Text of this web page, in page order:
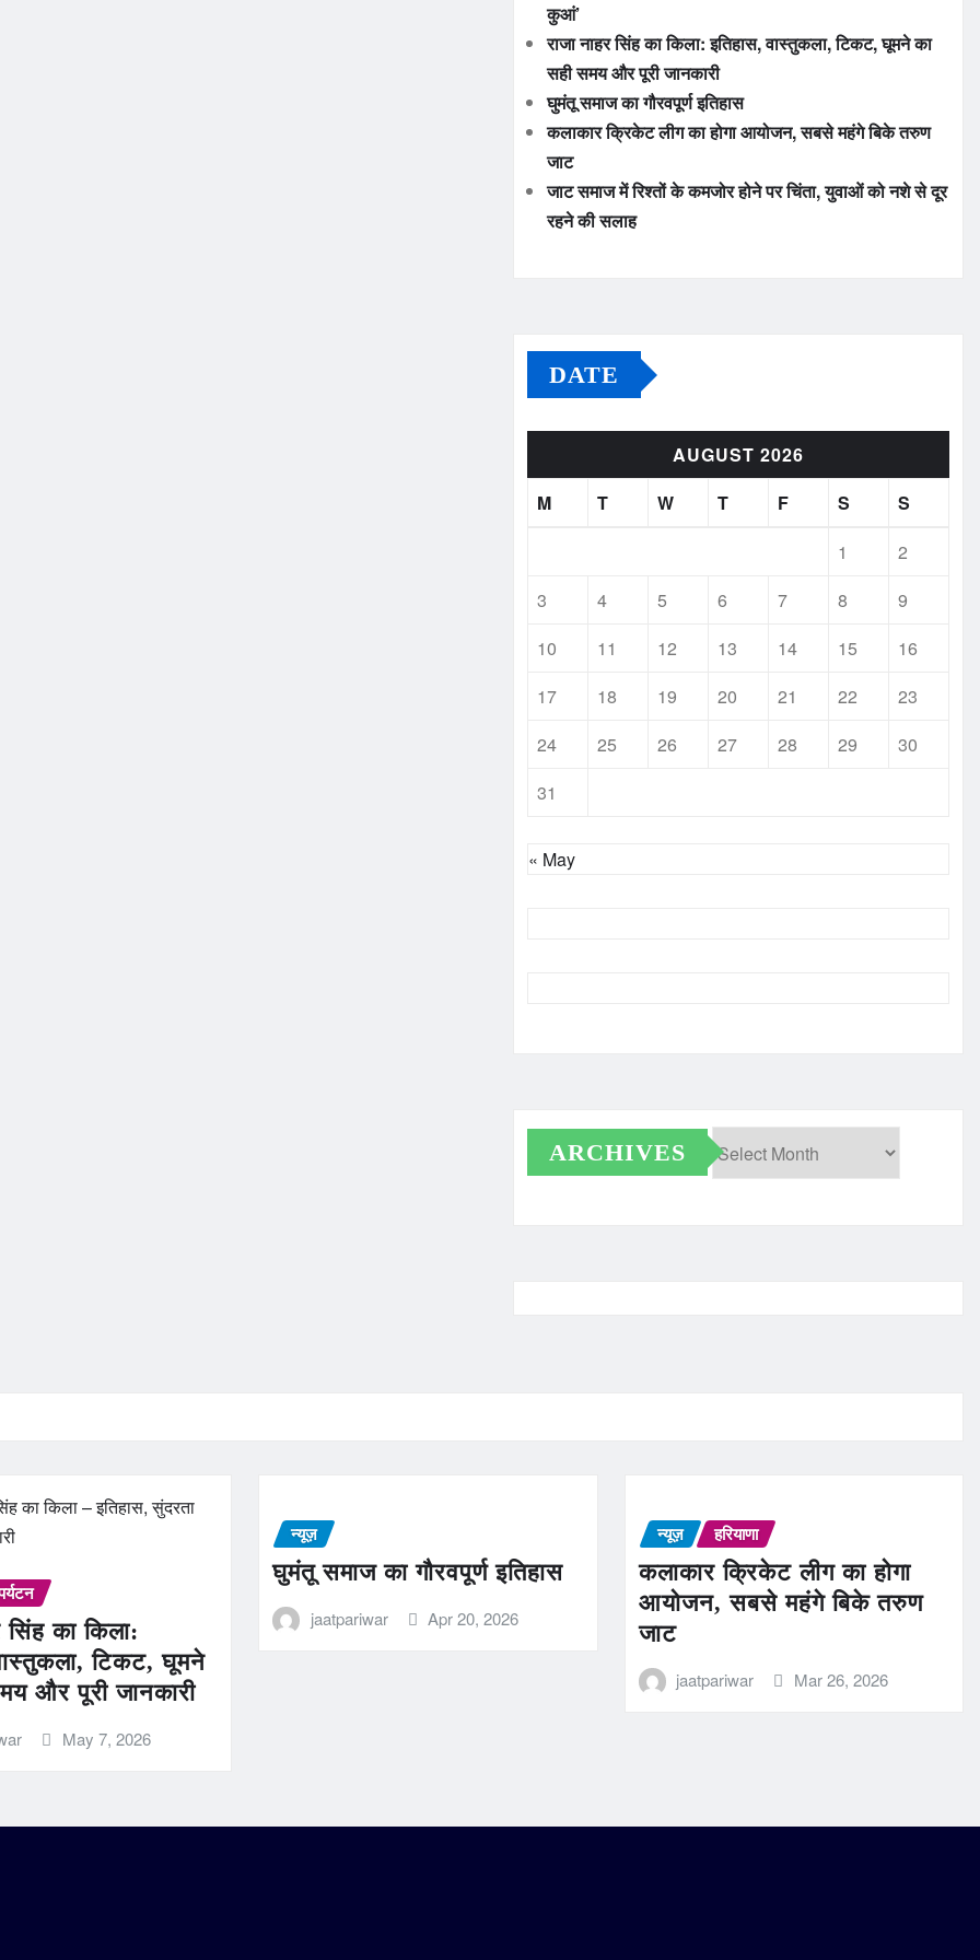
कुआं’
राजा नाहर सिंह का किला: इतिहास, वास्तुकला, टिकट, घूमने का
सही समय और पूरी जानकारी
घुमंतू समाज का गौरवपूर्ण इतिहास
कलाकार क्रिकेट लीग का होगा आयोजन, सबसे महंगे बिके तरुण
जाट
जाट समाज में रिश्तों के कमजोर होने पर चिंता, युवाओं को नशे से दूर
रहने की सलाह
DATE
AUGUST 2026
M
T W T F S
S
1
2
3
4 5 6 7 8
9
10
11 12 13 14 15
16
17
18 19 20 21 22
23
24
25 26 27 28 29
30
31
« May
ARCHIVES
सिंह का किला:
टिकट, घूमने
और पूरी जानकारी
May 7, 2026
न्यूज़
घुमंतू समाज का गौरवपूर्ण इतिहास
jaatpariwar Apr 20, 2026
न्यूज़ हरियाणा
कलाकार क्रिकेट लीग का होगा
आयोजन, सबसे महंगे बिके तरुण
जाट
jaatpariwar Mar 26, 2026